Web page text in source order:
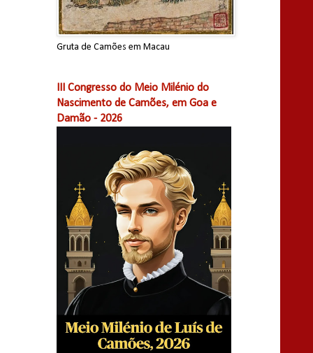
Gruta de Camões em Macau
III Congresso do Meio Milénio do
Nascimento de Camões, em Goa e
Damão - 2026